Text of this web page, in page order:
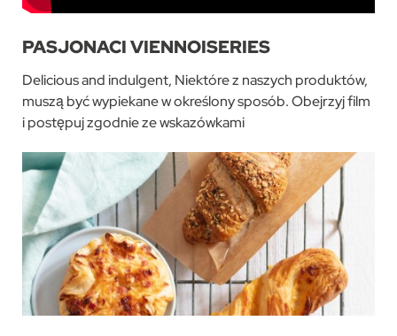
PASJONACI VIENNOISERIES
Delicious and indulgent, Niektóre z naszych produktów,
muszą być wypiekane w określony sposób. Obejrzyj film
i postępuj zgodnie ze wskazówkami